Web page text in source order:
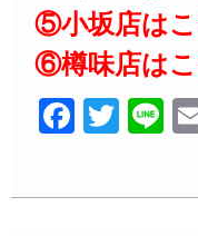
⑤小坂店は
⑥樽味店は
F
c
T
tt
Li
e